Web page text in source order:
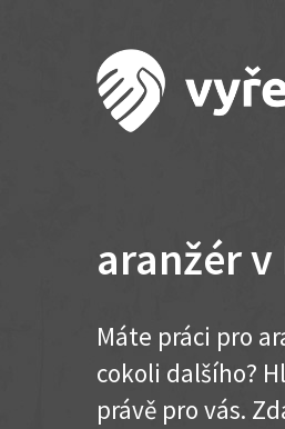
aranžér v
Máte práci pro
cokoli dalšího?
právě pro vás.